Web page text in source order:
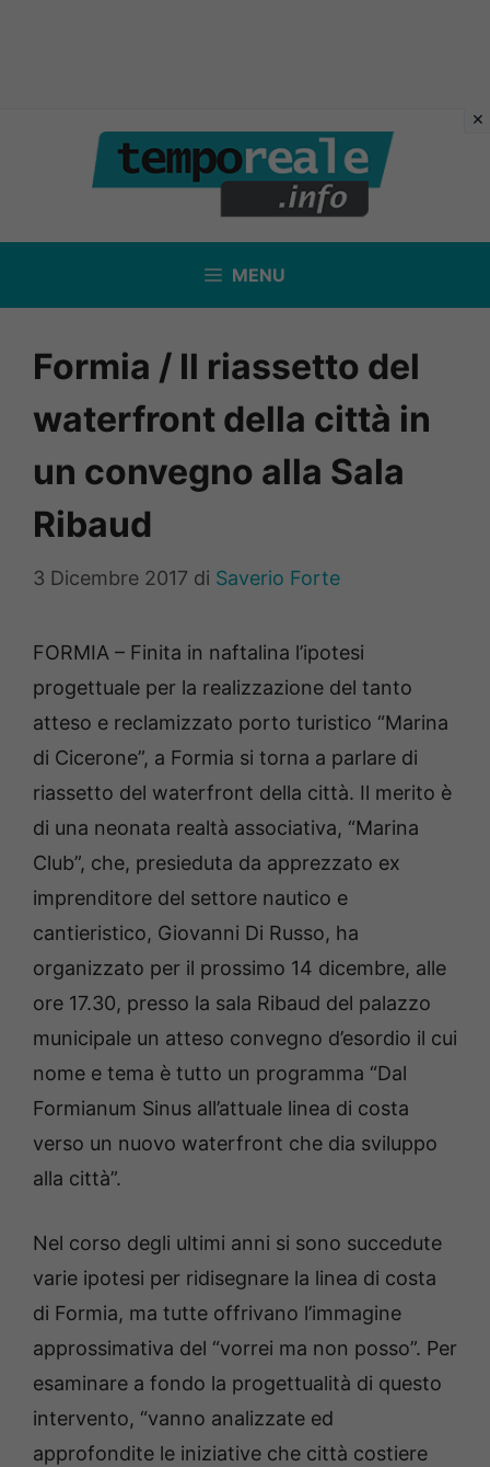
contenuto
MENU
Formia / Il riassetto del
waterfront della città in
un convegno alla Sala
Ribaud
3 Dicembre 2017 di Saverio Forte
FORMIA – Finita in naftalina l’ipotesi
progettuale per la realizzazione del tanto
atteso e reclamizzato porto turistico “Marina
di Cicerone”, a Formia si torna a parlare di
riassetto del waterfront della città. Il merito è
di una neonata realtà associativa, “Marina
Club”, che, presieduta da apprezzato ex
imprenditore del settore nautico e
cantieristico, Giovanni Di Russo, ha
organizzato per il prossimo 14 dicembre, alle
ore 17.30, presso la sala Ribaud del palazzo
municipale un atteso convegno d’esordio il cui
nome e tema è tutto un programma “Dal
Formianum Sinus all’attuale linea di costa
verso un nuovo waterfront che dia sviluppo
alla città”.
Nel corso degli ultimi anni si sono succedute
varie ipotesi per ridisegnare la linea di costa
di Formia, ma tutte offrivano l’immagine
approssimativa del “vorrei ma non posso”. Per
esaminare a fondo la progettualità di questo
intervento, “vanno analizzate ed
approfondite le iniziative che città costiere